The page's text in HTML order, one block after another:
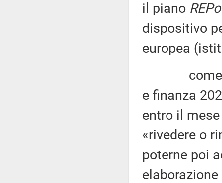
il piano
dispositivo
europea
come
e finanza
entro il
«rivedere o
poterne poi